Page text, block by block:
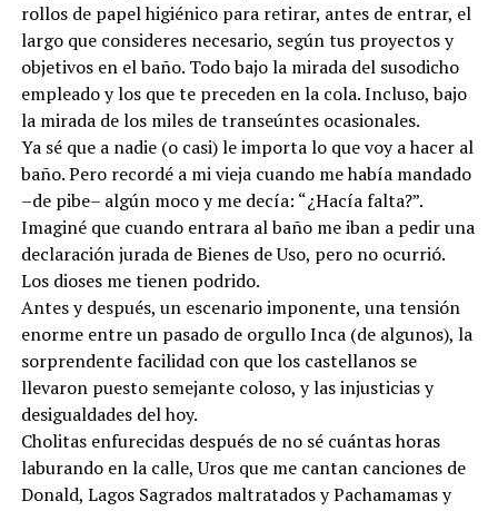
rollos de papel higiénico para retirar, antes de entrar, el
largo que consideres necesario, según tus proyectos y
objetivos en el baño. Todo bajo la mirada del susodicho
empleado y los que te preceden en la cola. Incluso, bajo
la mirada de los miles de transeúntes ocasionales.
Ya sé que a nadie (o casi) le importa lo que voy a hacer al
baño. Pero recordé a mi vieja cuando me había mandado
–de pibe– algún moco y me decía: “¿Hacía falta?”.
Imaginé que cuando entrara al baño me iban a pedir una
declaración jurada de Bienes de Uso, pero no ocurrió.
Los dioses me tienen podrido.
Antes y después, un escenario imponente, una tensión
enorme entre un pasado de orgullo Inca (de algunos), la
sorprendente facilidad con que los castellanos se
llevaron puesto semejante coloso, y las injusticias y
desigualdades del hoy.
Cholitas enfurecidas después de no sé cuántas horas
laburando en la calle, Uros que me cantan canciones de
Donald, Lagos Sagrados maltratados y Pachamamas y